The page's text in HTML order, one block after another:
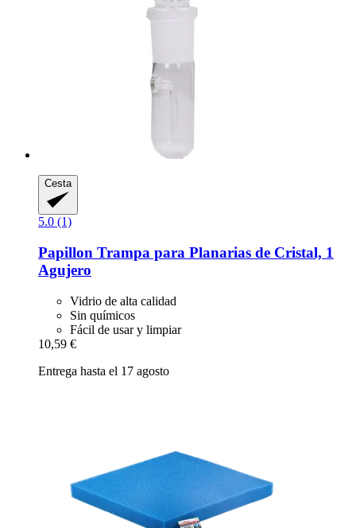
Cesta
5.0 (1)
Papillon Trampa para Planarias de Cristal, 1
Agujero
Vidrio de alta calidad
Sin químicos
Fácil de usar y limpiar
10,59 €
Entrega hasta el 17 agosto